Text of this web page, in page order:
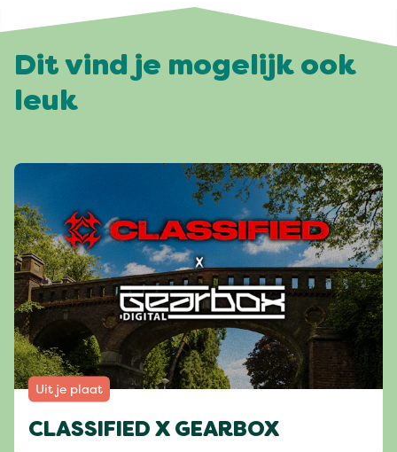
Dit vind je mogelijk ook
leuk
Uit je plaat
CLASSIFIED X GEARBOX